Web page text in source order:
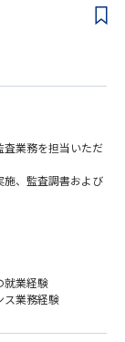
として紹介
発スタートアップ10
選出
新金融モデルを特集
億円突破
業務を担当いただ
施、監査調書および
就業経験
ス業務経験